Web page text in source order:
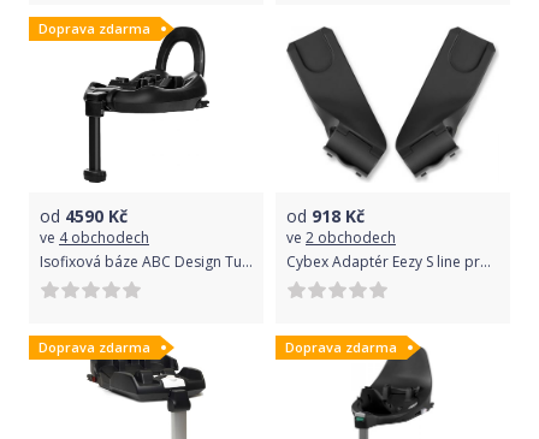
Doprava zdarma
od 4590 Kč
ve 4 obchodech
Isofixová báze ABC Design Tulip
od 918 Kč
ve 2 obchodech
Cybex Adaptér Eezy S line pro autos.Cybex 2019-20
Doprava zdarma Doprava zdarma